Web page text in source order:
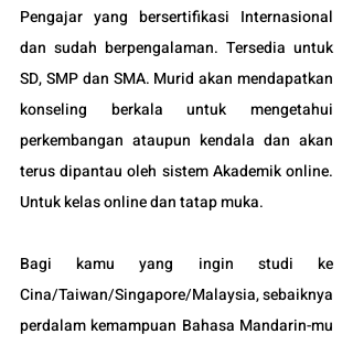
Pengajar yang bersertifikasi Internasional
dan sudah berpengalaman. Tersedia untuk
SD, SMP dan SMA. Murid akan mendapatkan
konseling berkala untuk mengetahui
perkembangan ataupun kendala dan akan
terus dipantau oleh sistem Akademik online.
Untuk kelas online dan tatap muka.
Bagi kamu yang ingin studi ke
Cina/Taiwan/Singapore/Malaysia, sebaiknya
perdalam kemampuan Bahasa Mandarin-mu